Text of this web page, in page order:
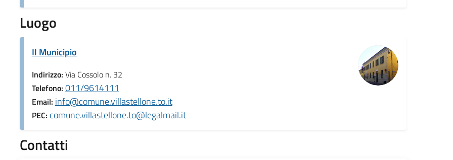
Luogo
Il Municipio
Indirizzo: Via Cossolo n. 32
Telefono: 011/9614111
Email: info@comune.villastellone.to.it
PEC: comune.villastellone.to@legalmail.it
Contatti